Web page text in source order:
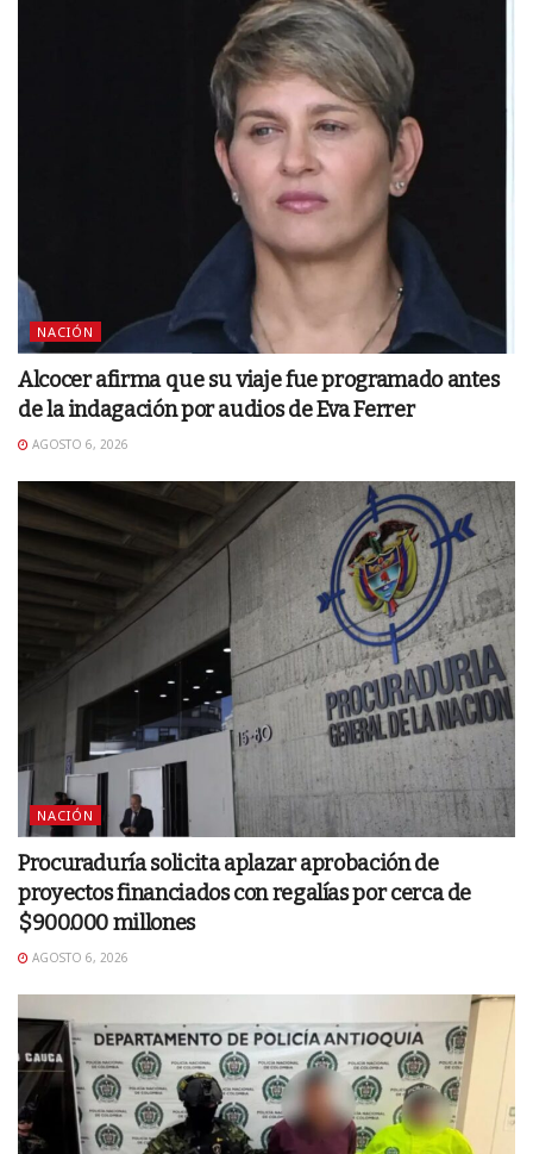
NACIÓN
Alcocer afirma que su viaje fue programado antes
de la indagación por audios de Eva Ferrer
AGOSTO 6, 2026
NACIÓN
Procuraduría solicita aplazar aprobación de
proyectos financiados con regalías por cerca de
$900.000 millones
AGOSTO 6, 2026